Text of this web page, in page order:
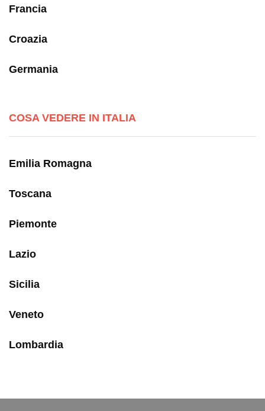
Francia
Croazia
Germania
COSA VEDERE IN ITALIA
Emilia Romagna
Toscana
Piemonte
Lazio
Sicilia
Veneto
Lombardia